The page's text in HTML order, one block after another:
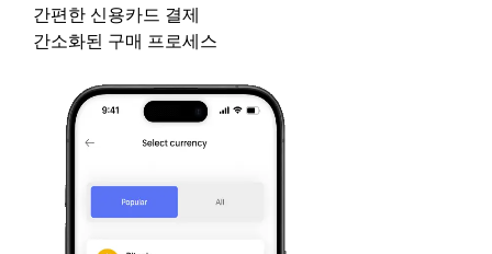
간편한 신용카드 결제
간소화된 구매 프로세스